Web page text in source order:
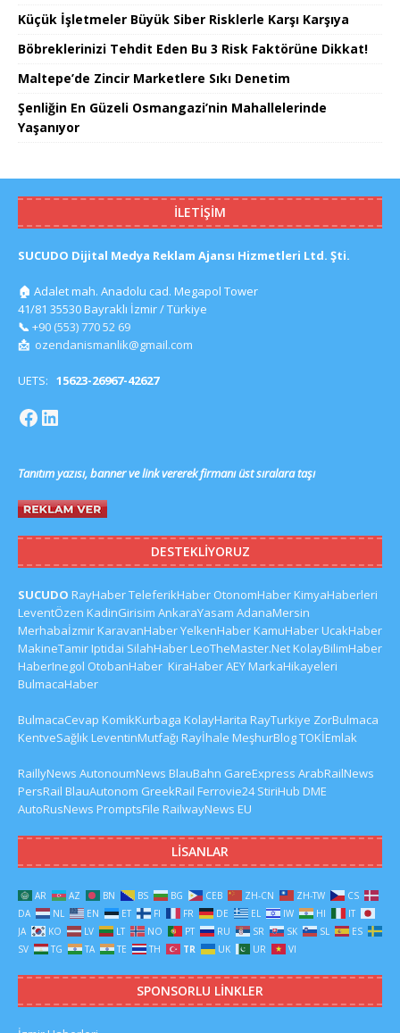
Küçük İşletmeler Büyük Siber Risklerle Karşı Karşıya
Böbreklerinizi Tehdit Eden Bu 3 Risk Faktörüne Dikkat!
Maltepe’de Zincir Marketlere Sıkı Denetim
Şenliğin En Güzeli Osmangazi’nin Mahallelerinde
Yaşanıyor
İLETIŞIM
SUCUDO Dijital Medya Reklam Ajansı Hizmetleri Ltd. Şti.
🏠 Adalet mah. Anadolu cad. Megapol Tower
41/81 35530 Bayraklı İzmir / Türkiye
📞 +90 (553) 770 52 69
📩 ozendanismanlik@gmail.com
UETS: 15623-26967-42627
Tanıtım yazısı, banner ve link vererek firmanı üst sıralara taşı
DESTEKLIYORUZ
SUCUDO RayHaberTeleferikHaber OtonomHaberKimyaHaberleri
LeventÖzen KadinGirisim AnkaraYasam AdanaMersin
MerhabaİzmirKaravanHaberYelkenHaberKamuHaberUcakHaber
MakineTamirIptidai SilahHaberLeoTheMaster.NetKolayBilimHaber
HaberInegol OtobanHaber KiraHaberAEYMarkaHikayeleri
BulmacaHaber
BulmacaCevap KomikKurbaga KolayHarita RayTurkiye ZorBulmaca
KentveSağlık LeventinMutfağı Rayİhale MeşhurBlogTOKİEmlak
RaillyNews AutonoumNews BlauBahn GareExpress ArabRailNews
PersRail BlauAutonom GreekRail Ferrovie24 StiriHub DME
AutoRusNews PromptsFile RailwayNews EU
LISANLAR
AR AZ BN BS BG CEB ZH-CN ZH-TW
CS
DA
NL EN ET FI FR DE EL IW HI
IT
JA
KO LV LT NO PT RU SR SK SL
ES
SV
TG TA TE TH TR UK UR VI
SPONSORLU LINKLER